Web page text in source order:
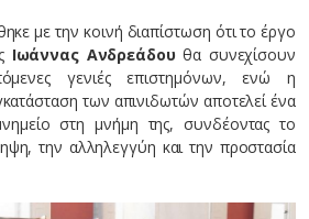
με την κοινή διαπίστωση ότι το έργο
Ιωάννας Ανδρεάδου θα συνεχίσουν
γενιές επιστημόνων, ενώ η
των απινιδωτών αποτελεί ένα
στη μνήμη της, συνδέοντας το
την αλληλεγγύη και την προστασία